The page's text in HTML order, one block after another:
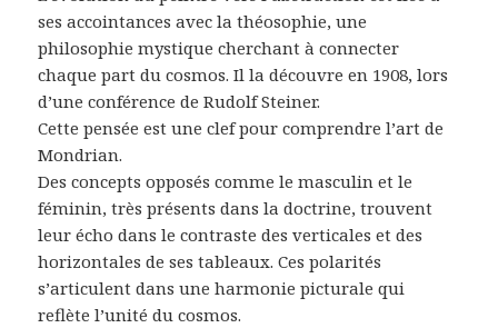
ses accointances avec la théosophie, une
philosophie mystique cherchant à connecter
chaque part du cosmos. Il la découvre en 1908, lors
d’une conférence de Rudolf Steiner.
Cette pensée est une clef pour comprendre l’art de
Mondrian.
Des concepts opposés comme le masculin et le
féminin, très présents dans la doctrine, trouvent
leur écho dans le contraste des verticales et des
horizontales de ses tableaux. Ces polarités
s’articulent dans une harmonie picturale qui
reflète l’unité du cosmos.